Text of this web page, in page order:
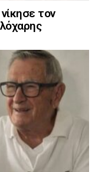
τον